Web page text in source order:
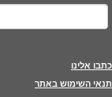
חיפוש:
כתבו אלינו
תנאי השימוש באתר